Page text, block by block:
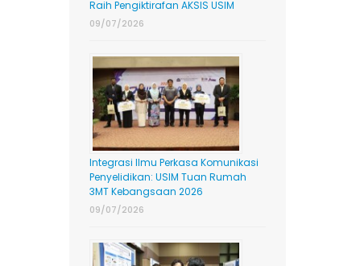
Raih Pengiktirafan AKSIS USIM
09/07/2026
Integrasi Ilmu Perkasa Komunikasi
Penyelidikan: USIM Tuan Rumah
3MT Kebangsaan 2026
09/07/2026